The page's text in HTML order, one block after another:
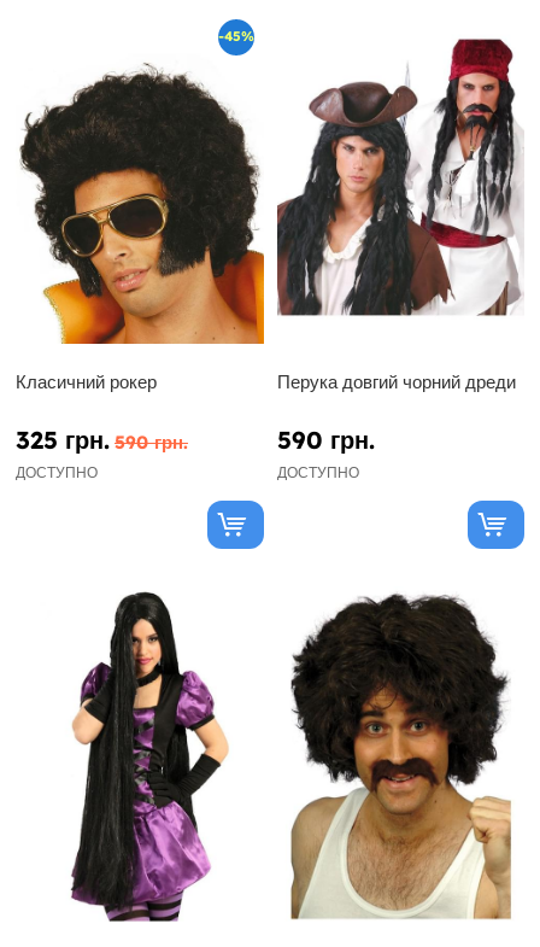
-45%
Класичний рокер
325 грн. 590 грн.
ДОСТУПНО
Перука довгий чорний дреди
590 грн.
ДОСТУПНО